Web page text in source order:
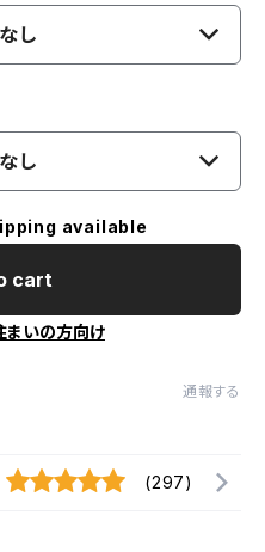
し
し
available
cart
まいの方向け
通報する
(297)